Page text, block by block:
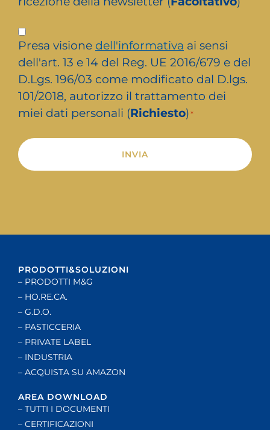
Privacy
*
Presa visione dell'informativa ai sensi
dell'art. 13 e 14 del Reg. UE 2016/679 e del
D.Lgs. 196/03 come modificato dal D.lgs.
101/2018, autorizzo il trattamento dei
miei dati personali (Richiesto)*
PRODOTTI&SOLUZIONI
– PRODOTTI M&G
– HO.RE.CA.
– G.D.O.
– PASTICCERIA
– PRIVATE LABEL
– INDUSTRIA
– ACQUISTA SU AMAZON
AREA DOWNLOAD
– TUTTI I DOCUMENTI
– CERTIFICAZIONI